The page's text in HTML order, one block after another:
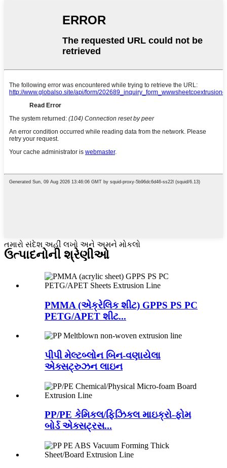
તમારો સંદેશ અહીં લખો અને અમને મોકલો
ઉત્પાદનોની શ્રેણીઓ
PMMA (એક્રેલિક શીટ) GPPS PS PC
PETG/APET શીટ...
પીપી મેલ્ટબ્લોન બિન-વણાયેલા
એક્સટ્રુઝન લાઇન
PP/PE કેમિકલ/ફિઝિકલ માઇક્રો-ફોમ
બોર્ડ એક્સટ્રસ...